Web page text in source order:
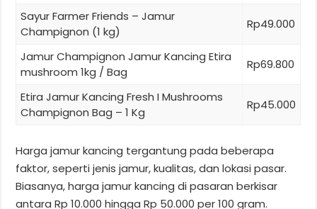
Sayur Farmer Friends – Jamur
Champignon (1 kg)
Rp49.000
Jamur Champignon Jamur Kancing Etira
mushroom 1kg / Bag
Rp69.800
Etira Jamur Kancing Fresh I Mushrooms
Champignon Bag – 1 Kg
Rp45.000
Harga jamur kancing tergantung pada beberapa
faktor, seperti jenis jamur, kualitas, dan lokasi pasar.
Biasanya, harga jamur kancing di pasaran berkisar
antara Rp 10.000 hingga Rp 50.000 per 100 gram.